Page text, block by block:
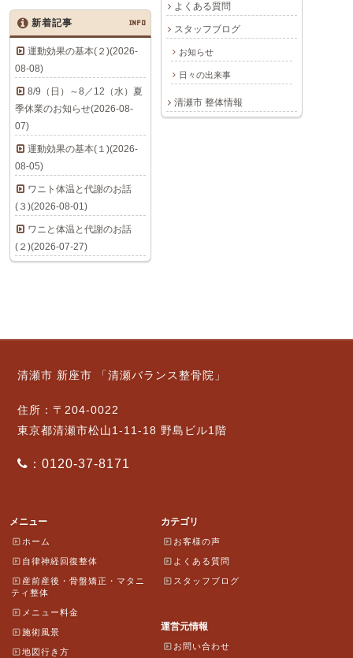
よくある質問
スタッフブログ
お知らせ
日々の出来事
清瀬市 整体情報
新着記事 INFO
運動効果の基本(２)(2026-
08-08)
8/9（日）～8／12（水）夏
季休業のお知らせ(2026-08-
07)
運動効果の基本(１)(2026-
08-05)
ワニト体温と代謝のお話
(３)(2026-08-01)
ワニと体温と代謝のお話
(２)(2026-07-27)
清瀬市 新座市 「清瀬バランス整骨院」
住所：〒204-0022
東京都清瀬市松山1-11-18 野島ビル1階
：0120-37-8171
メニュー
ホーム
自律神経回復整体
産前産後・骨盤矯正・マタニ
ティ整体
メニュー料金
施術風景
地図行き方
カテゴリ
お客様の声
よくある質問
スタッフブログ
運営元情報
お問い合わせ